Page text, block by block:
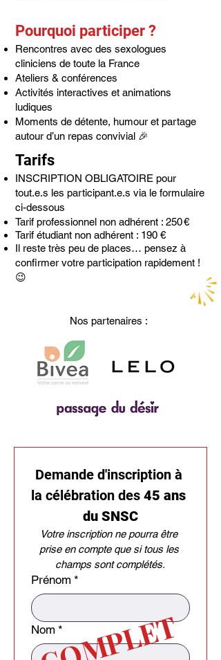
Pourquoi participer ?
Rencontres avec des sexologues
cliniciens de toute la France
Ateliers & conférences
Activités interactives et animations
ludiques
Moments de détente, humour et partage
autour d’un repas convivial 🎉
Tarifs
INSCRIPTION OBLIGATOIRE pour
tout.e.s les participant.e.s via le formulaire
ci-dessous
Tarif professionnel non adhérent : 250 €
Tarif étudiant non adhérent : 190 €
Il reste très peu de places… pensez à
confirmer votre participation rapidement !
😉
Nos partenaires :
Demande d'inscription à
la célébration des 45 ans
du SNSC
Votre inscription ne pourra être
prise en compte que si tous les
champs sont complétés.
Prénom *
Nom *
COMPLET